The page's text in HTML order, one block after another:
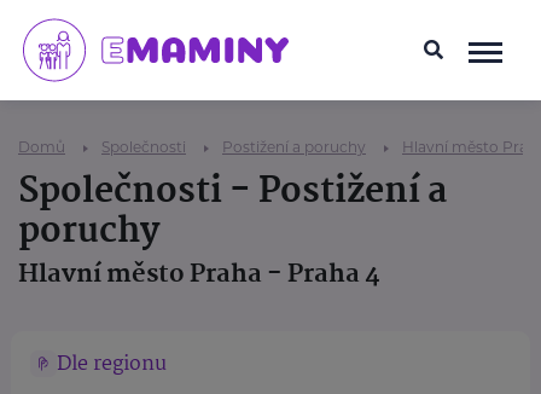
Domů Společnosti Postižení a poruchy Hlavní město
Společnosti - Postižení a
poruchy
Hlavní město Praha - Praha 4
Dle regionu